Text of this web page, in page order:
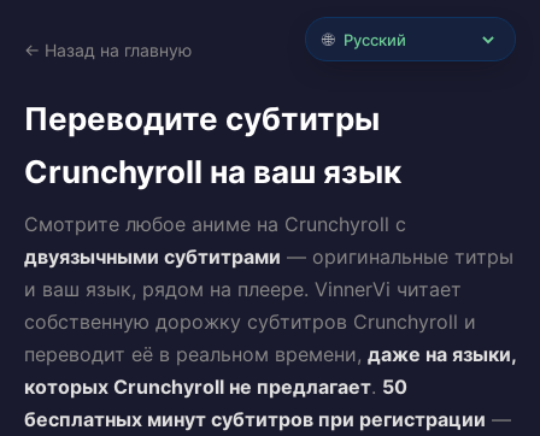
← Назад на главную
Переводите субтитры
Crunchyroll на ваш язык
Смотрите любое аниме на Crunchyroll с
двуязычными субтитрами — оригинальные титры
и ваш язык, рядом на плеере. VinnerVi читает
собственную дорожку субтитров Crunchyroll и
переводит её в реальном времени, даже на языки,
которых Crunchyroll не предлагает. 50
бесплатных минут субтитров при регистрации —
🌐